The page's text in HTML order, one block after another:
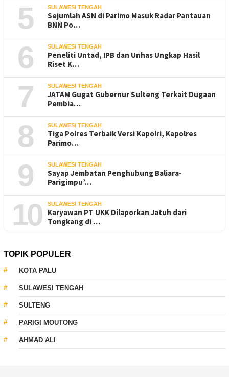
5 SULAWESI TENGAH
Sejumlah ASN di Parimo Masuk Radar Pantauan
BNN Po…
6 SULAWESI TENGAH
Peneliti Untad, IPB dan Unhas Ungkap Hasil
Riset K…
7 SULAWESI TENGAH
JATAM Gugat Gubernur Sulteng Terkait Dugaan
Pembia…
8 SULAWESI TENGAH
Tiga Polres Terbaik Versi Kapolri, Kapolres
Parimo…
9 SULAWESI TENGAH
Sayap Jembatan Penghubung Baliara-
Parigimpu’…
10 SULAWESI TENGAH
Karyawan PT UKK Dilaporkan Jatuh dari
Tongkang di …
TOPIK POPULER
KOTA PALU
SULAWESI TENGAH
SULTENG
PARIGI MOUTONG
AHMAD ALI